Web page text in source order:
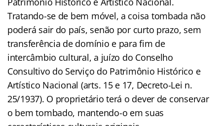
Tratando-se de bem móvel, a coisa tombada não
poderá sair do país, senão por curto prazo, sem
transferência de domínio e para fim de
intercâmbio cultural, a juízo do Conselho
Consultivo do Serviço do Patrimônio Histórico e
Artístico Nacional (arts. 15 e 17, Decreto-Lei n.
25/1937). O proprietário terá o dever de conservar
o bem tombado, mantendo-o em suas